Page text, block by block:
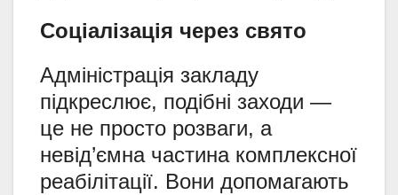
Соціалізація через свято
Адміністрація закладу
підкреслює, подібні заходи —
це не просто розваги, а
невід’ємна частина комплексної
реабілітації. Вони допомагають